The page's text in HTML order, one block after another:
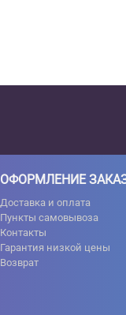
ОФОРМЛЕНИЕ
Доставка и оплата
Пункты самовывоза
Контакты
Гарантия низкой цены
Возврат